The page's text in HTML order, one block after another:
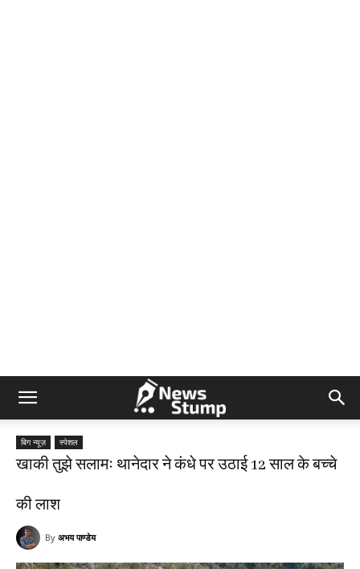
बिग न्यूज़ स्पेशल
खाकी तुझे सलामः थानेदार ने कंधे पर उठाई 12 साल के बच्चे
की लाश
By अभय पाण्डेय